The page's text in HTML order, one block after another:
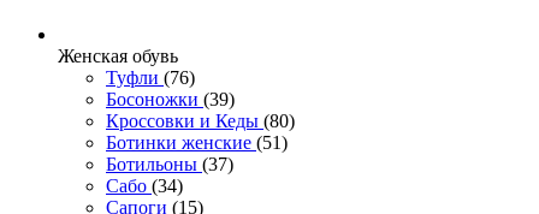
Женcкая обувь
Туфли (76)
Босоножки (39)
Кроссовки и Кеды (80)
Ботинки женские (51)
Ботильоны (37)
Сабо (34)
Сапоги (15)